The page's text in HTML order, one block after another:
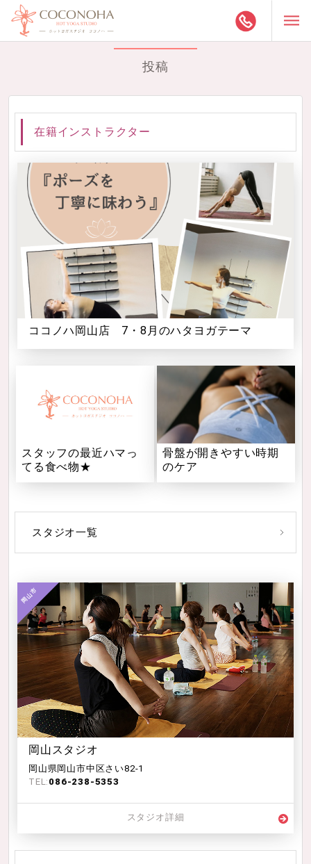
投稿
在籍インストラクター
ココノハ岡山店 7・8月のハタヨガテーマ
スタッフの最近ハマっ
てる食べ物★
骨盤が開きやすい時期
のケア
スタジオ一覧
岡山スタジオ
岡山県岡山市中区さい82-1
TEL: 086-238-5353
スタジオ詳細